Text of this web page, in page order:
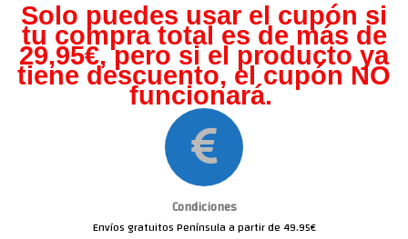
Solo puedes usar el cupón si
tu compra total es de más de
29,95€, pero si el producto ya
tiene descuento, el cupón NO
funcionará.
Condiciones
Envíos gratuitos Península a partir de 49.95€